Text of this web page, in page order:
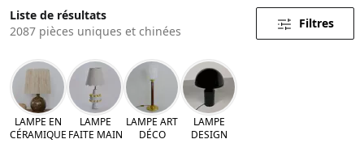
Liste de résultats
2087 pièces uniques et chinées
Filtres
LAMPE EN
CÉRAMIQUE
LAMPE
FAITE MAIN
LAMPE ART
DÉCO
LAMPE
DESIGN